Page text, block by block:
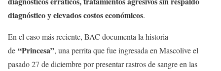
diagnóstico y elevados costos económicos.
En el caso más reciente, BAC documenta la historia
de “Princesa”, una perrita que fue ingresada en Mascolive el
pasado 27 de diciembre por presentar rastros de sangre en las